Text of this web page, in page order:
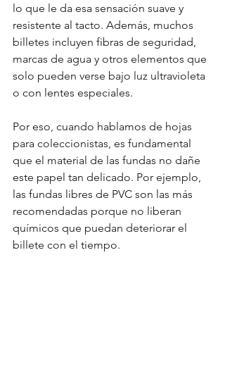
lo que le da esa sensación suave y
resistente al tacto. Además, muchos
billetes incluyen fibras de seguridad,
marcas de agua y otros elementos que
solo pueden verse bajo luz ultravioleta
o con lentes especiales.
Por eso, cuando hablamos de hojas
para coleccionistas, es fundamental
que el material de las fundas no dañe
este papel tan delicado. Por ejemplo,
las fundas libres de PVC son las más
recomendadas porque no liberan
químicos que puedan deteriorar el
billete con el tiempo.